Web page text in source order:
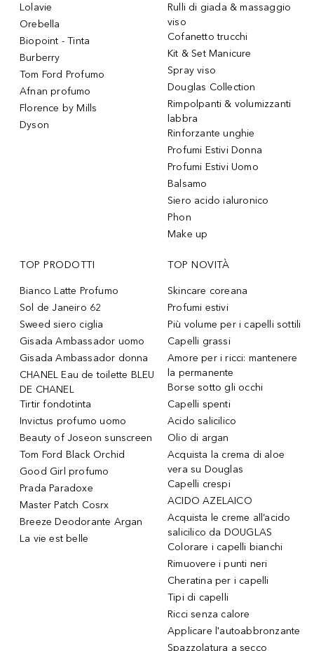
Lolavie
Orebella
Biopoint - Tinta
Burberry
Tom Ford Profumo
Afnan profumo
Florence by Mills
Dyson
Rulli di giada & massaggio
viso
Cofanetto trucchi
Kit & Set Manicure
Spray viso
Douglas Collection
Rimpolpanti & volumizzanti
labbra
Rinforzante unghie
Profumi Estivi Donna
Profumi Estivi Uomo
Balsamo
Siero acido ialuronico
Phon
Make up
TOP PRODOTTI
Bianco Latte Profumo
Sol de Janeiro 62
Sweed siero ciglia
Gisada Ambassador uomo
Gisada Ambassador donna
CHANEL Eau de toilette BLEU
DE CHANEL
Tirtir fondotinta
Invictus profumo uomo
Beauty of Joseon sunscreen
Tom Ford Black Orchid
Good Girl profumo
Prada Paradoxe
Master Patch Cosrx
Breeze Deodorante Argan
La vie est belle
TOP NOVITÀ
Skincare coreana
Profumi estivi
Più volume per i capelli sottili
Capelli grassi
Amore per i ricci: mantenere
la permanente
Borse sotto gli occhi
Capelli spenti
Acido salicilico
Olio di argan
Acquista la crema di aloe
vera su Douglas
Capelli crespi
ACIDO AZELAICO
Acquista le creme all’acido
salicilico da DOUGLAS
Colorare i capelli bianchi
Rimuovere i punti neri
Cheratina per i capelli
Tipi di capelli
Ricci senza calore
Applicare l'autoabbronzante
Spazzolatura a secco